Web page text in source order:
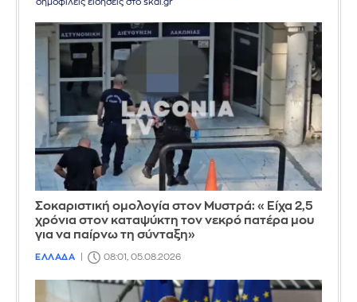
δημοφιλείς ειδήσεις στο skai.gr
Σοκαριστική ομολογία στον Μυστρά: «Είχα 2,5
χρόνια στον καταψύκτη τον νεκρό πατέρα μου
για να παίρνω τη σύνταξη»
ΕΛΛΑΔΑ 08:01, 05.08.2026